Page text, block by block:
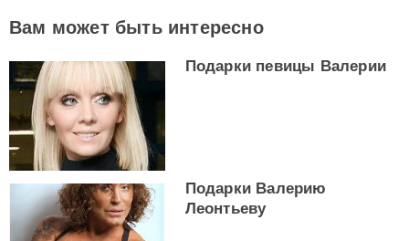
Вам может быть интересно
Подарки певицы Валерии
Подарки Валерию
Леонтьеву